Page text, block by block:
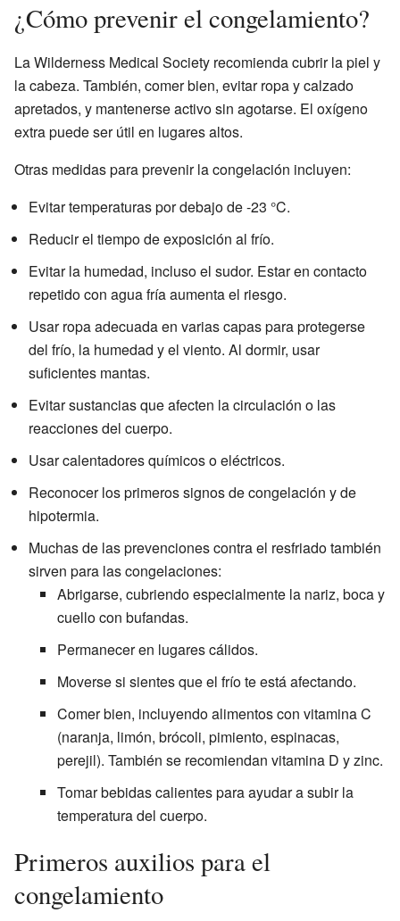
¿Cómo prevenir el congelamiento?
La Wilderness Medical Society recomienda cubrir la piel y
la cabeza. También, comer bien, evitar ropa y calzado
apretados, y mantenerse activo sin agotarse. El oxígeno
extra puede ser útil en lugares altos.
Otras medidas para prevenir la congelación incluyen:
Evitar temperaturas por debajo de -23 °C.
Reducir el tiempo de exposición al frío.
Evitar la humedad, incluso el sudor. Estar en contacto
repetido con agua fría aumenta el riesgo.
Usar ropa adecuada en varias capas para protegerse
del frío, la humedad y el viento. Al dormir, usar
suficientes mantas.
Evitar sustancias que afecten la circulación o las
reacciones del cuerpo.
Usar calentadores químicos o eléctricos.
Reconocer los primeros signos de congelación y de
hipotermia.
Muchas de las prevenciones contra el resfriado también
sirven para las congelaciones:
Abrigarse, cubriendo especialmente la nariz, boca y
cuello con bufandas.
Permanecer en lugares cálidos.
Moverse si sientes que el frío te está afectando.
Comer bien, incluyendo alimentos con vitamina C
(naranja, limón, brócoli, pimiento, espinacas,
perejil). También se recomiendan vitamina D y zinc.
Tomar bebidas calientes para ayudar a subir la
temperatura del cuerpo.
Primeros auxilios para el
congelamiento